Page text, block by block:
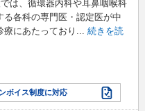
は、循環器内科や耳鼻咽喉科
る各科の専門医・認定医が中
療にあたっており
続きを読
ボイス制度に対応